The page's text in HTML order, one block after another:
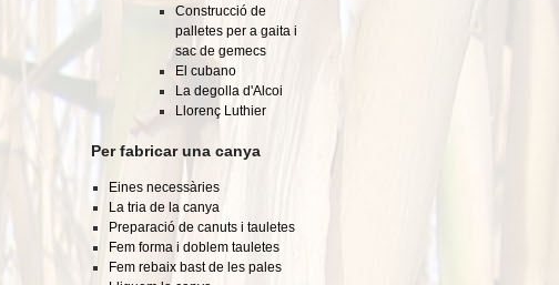
Construcció de
palletes per a gaita i
sac de gemecs
El cubano
La degolla d'Alcoi
Llorenç Luthier
Per fabricar una canya
Eines necessàries
La tria de la canya
Preparació de canuts i tauletes
Fem forma i doblem tauletes
Fem rebaix bast de les pales